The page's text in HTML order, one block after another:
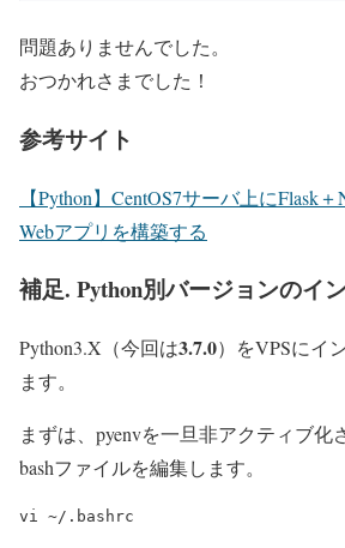
問題ありませんでした。
おつかれさまでした！
参考サイト
【Python】CentOS7サーバ上にFlask
Webアプリを構築する
補足. Python別バージョンのイ
Python3.X（今回は3.7.0）をVPSにイ
ます。
まずは、pyenvを一旦非アクティブ化
bashファイルを編集します。